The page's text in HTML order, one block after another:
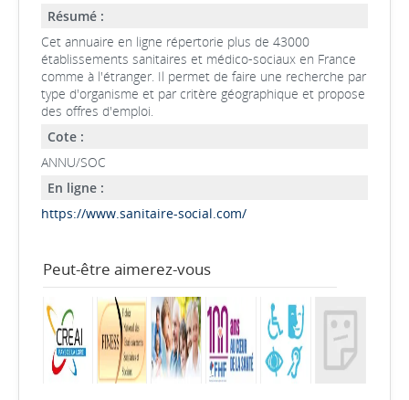
Résumé :
Cet annuaire en ligne répertorie plus de 43000
établissements sanitaires et médico-sociaux en France
comme à l'étranger. Il permet de faire une recherche par
type d'organisme et par critère géographique et propose
des offres d'emploi.
Cote :
ANNU/SOC
En ligne :
https://www.sanitaire-social.com/
Peut-être aimerez-vous